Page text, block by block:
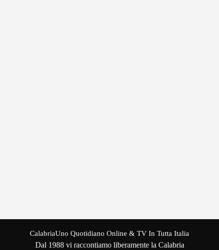
CalabriaUno Quotidiano Online & TV In Tutta Italia
Dal 1988 vi raccontiamo liberamente la Calabria